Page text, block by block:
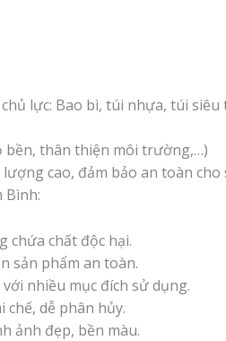
bền, thân thiện môi trường,…)
cao, đảm bảo an toàn
Bình:
chứa chất độc hại.
sản phẩm an toàn.
nhiều mục đích sử dụng.
dễ phân hủy.
ảnh đẹp, bền màu.